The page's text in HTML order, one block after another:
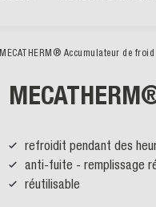
MECATHERM® Accumulateur de froid
refroidit pendant des
anti-fuite - remplissage
réutilisable